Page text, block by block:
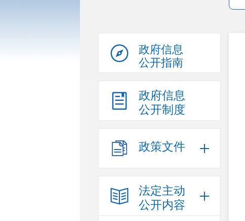
政府信息
公开指南
政府信息
公开制度
政策文件
法定主动
公开内容